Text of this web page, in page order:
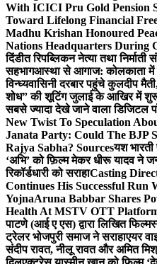
With ICICI Pru Gold Pension
Toward Lifelong Financial
Madhu Krishan Honoured
Nations Headquarters During
दिंडीत रिपब्लिकन नेत्या तथा निर्माती
सहभागआस्था से आगाज: कोलकाता में
विन्ध्यवासिनी दरबार पहुंचे कुलदीप
शोध” की शूटिंग जुलाई के आखिर में शुरू
सबसे ज्यादा देखे जाने वाला डिजिटल
New Twist To Speculation
Janata Party: Could The BJP
Rajya Sabha? Sourcesयश
‘अभि’ को फ़िल्म मेकर धीरू यादव ने
रिकॉर्डधारी को सराहाCasting
Continues His Successful Run
YojnaAruna Babbar Shares
Health At MSTV OTT
पाटणे (आई ए एस) द्वारा लिखित
ट्रेलर भोजपुरी समाज ने सराहाएयर
संदीप रावत, नीलू रावत और अमित